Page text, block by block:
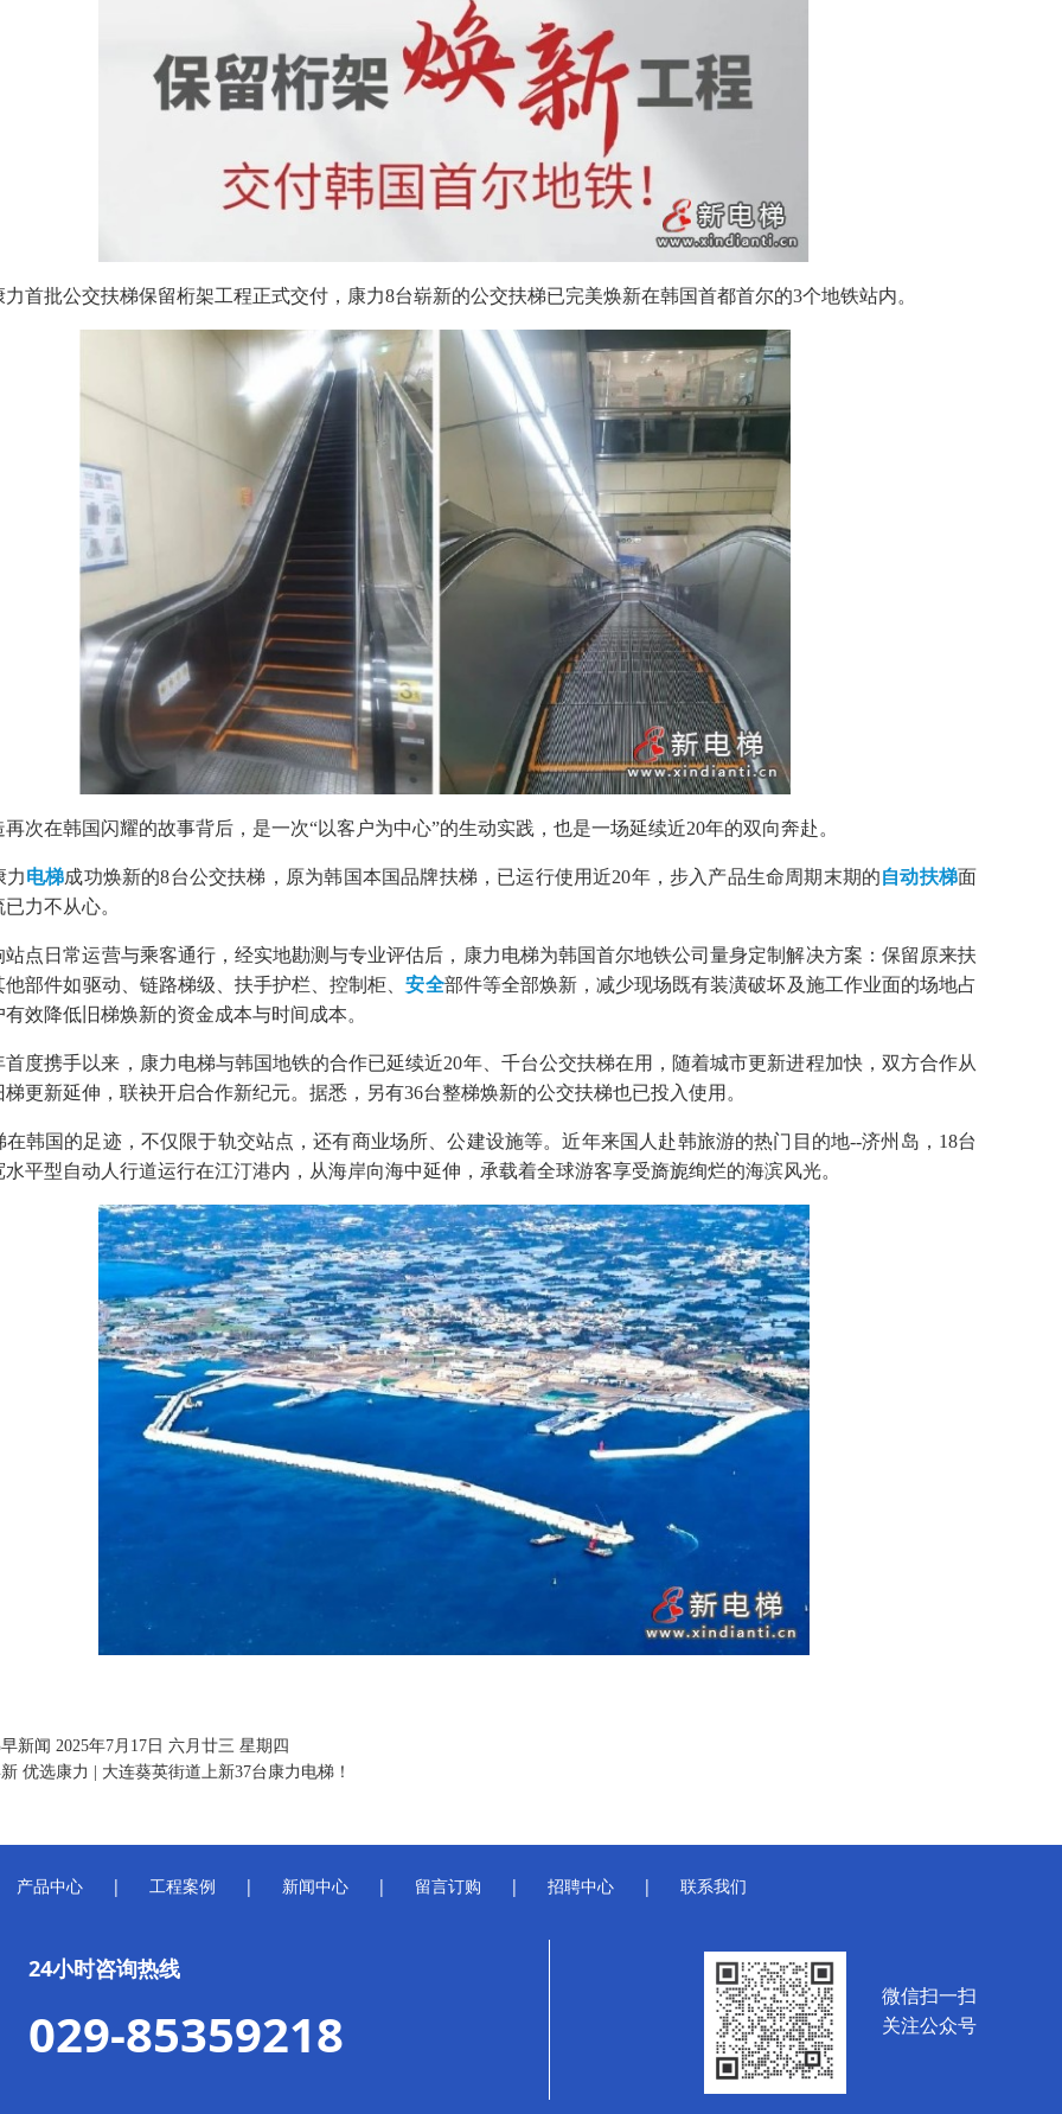
力首批公交扶梯保留桁架工程正式交付，康力8台崭新的公交扶梯已完美焕新在韩国首都首尔的3个地铁站内。
次在韩国闪耀的故事背后，是一次“以客户为中心”的生动实践，也是一场延续近20年的双向奔赴。
力电梯成功焕新的8台公交扶梯，原为韩国本国品牌扶梯，已运行使用近20年，步入产品生命周期末期的自动扶梯面
力不从心。
站点日常运营与乘客通行，经实地勘测与专业评估后，康力电梯为韩国首尔地铁公司量身定制解决方案：保留原来扶
他部件如驱动、链路梯级、扶手护栏、控制柜、安全部件等全部焕新，减少现场既有装潢破坏及施工作业面的场地占
效降低旧梯焕新的资金成本与时间成本。
首度携手以来，康力电梯与韩国地铁的合作已延续近20年、千台公交扶梯在用，随着城市更新进程加快，双方合作从
梯更新延伸，联袂开启合作新纪元。据悉，另有36台整梯焕新的公交扶梯也已投入使用。
在韩国的足迹，不仅限于轨交站点，还有商业场所、公建设施等。近年来国人赴韩旅游的热门目的地--济州岛，18台
平型自动人行道运行在江汀港内，从海岸向海中延伸，承载着全球游客享受旖旎绚烂的海滨风光。
新闻 2025年7月17日 六月廿三 星期四
优选康力 | 大连葵英街道上新37台康力电梯！
产品中心 | 工程案例 | 新闻中心 | 留言订购 | 招聘中心 | 联系我们
24小时咨询热线
029-85359218
微信扫一扫
关注公众号